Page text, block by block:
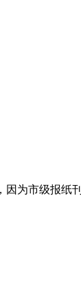
为市级报纸